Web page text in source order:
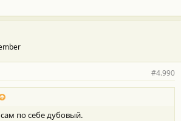
#4.990
по себе дубовый.